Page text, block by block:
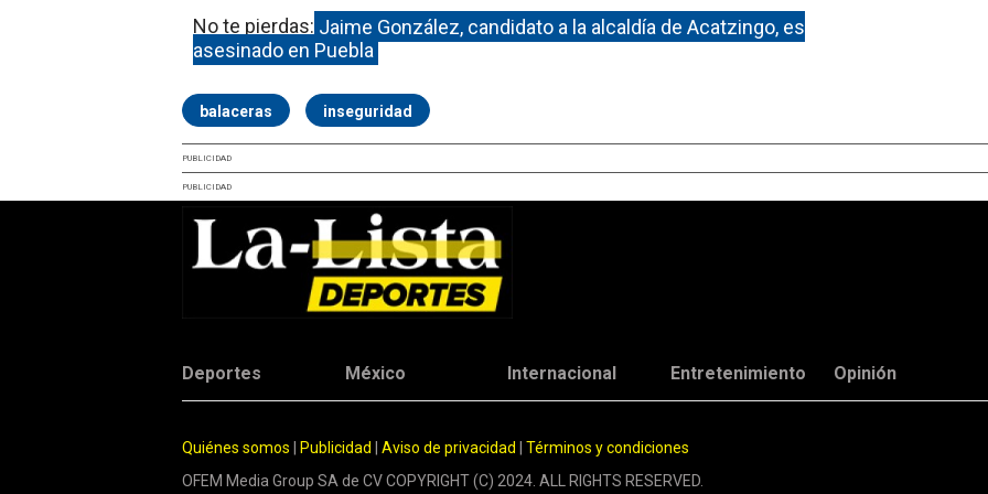
No te pierdas: Jaime González, candidato a la alcaldía de Acatzingo, es
asesinado en Puebla
balaceras inseguridad
PUBLICIDAD
PUBLICIDAD
Deportes México Internacional Entretenimiento Opinión
Quiénes somos Publicidad Aviso de privacidad
Términos y condiciones
OFEM Media Group SA de CV COPYRIGHT (C) 2024. ALL RIGHTS RESERVED.